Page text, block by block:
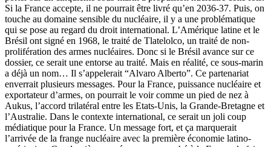
Si la France accepte, il ne pourrait être livré qu’en 2036-37. Puis, on
touche au domaine sensible du nucléaire, il y a une problématique
qui se pose au regard du droit international. L’Amérique latine et le
Brésil ont signé en 1968, le traité de Tlatelolco, un traité de non-
prolifération des armes nucléaires. Donc si le Brésil avance sur ce
dossier, ce serait une entorse au traité. Mais en réalité, ce sous-marin
a déjà un nom… Il s’appelerait “Alvaro Alberto”. Ce partenariat
enverrait plusieurs messages. Pour la France, puissance nucléaire et
exportateur d’armes, on pourrait le voir comme un pied de nez à
Aukus, l’accord trilatéral entre les Etats-Unis, la Grande-Bretagne et
l’Australie. Dans le contexte international, ce serait un joli coup
médiatique pour la France. Un message fort, et ça marquerait
l’arrivée de la frange nucléaire avec la première économie latino-